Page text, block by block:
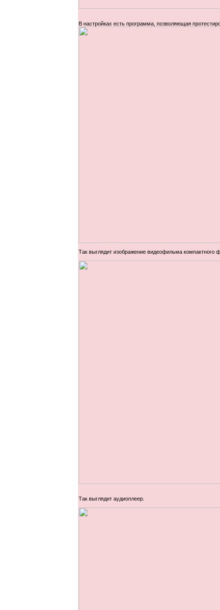
В настройках есть программа, позволяющая
Так выглядит изображение видеофильма
Так выглядит аудиоплеер.